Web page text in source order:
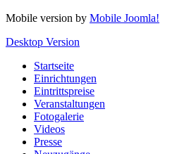
Mobile version by Mobile Joomla!
Desktop Version
Startseite
Einrichtungen
Eintrittspreise
Veranstaltungen
Fotogalerie
Videos
Presse